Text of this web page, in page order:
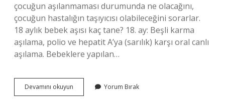
çocuğun aşılanmaması durumunda ne olacağını,
çocuğun hastalığın taşıyıcısı olabileceğini sorarlar.
18 aylık bebek aşısı kaç tane? 18. ay: Beşli karma
aşılama, polio ve hepatit A’ya (sarılık) karşı oral canlı
aşılama. Bebeklere yapılan…
Devamını okuyun
Ay
Yorum Bırak